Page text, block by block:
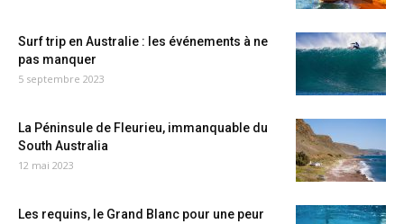
Surf trip en Australie : les événements à ne
pas manquer
5 septembre 2023
La Péninsule de Fleurieu, immanquable du
South Australia
12 mai 2023
Les requins, le Grand Blanc pour une peur